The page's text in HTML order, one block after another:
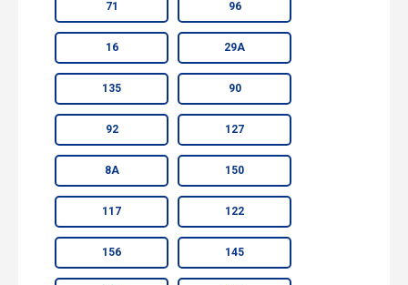
71 96
16 29А
135 90
92 127
8А 150
117 122
156 145